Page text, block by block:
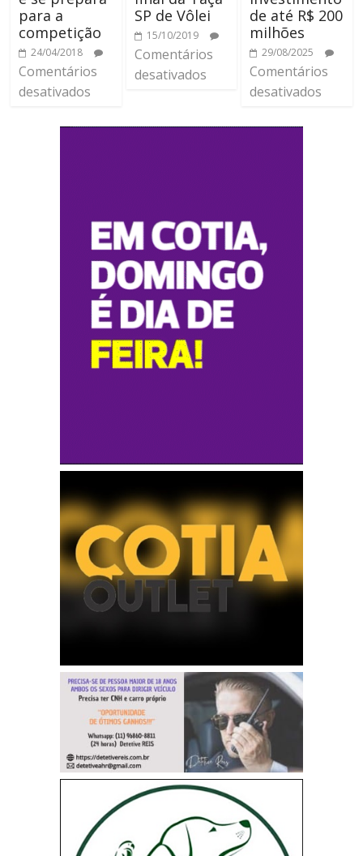
para a
competição
24/04/2018
Comentários
desativados
SP de Vôlei
15/10/2019
Comentários
desativados
de até R$ 200
milhões
29/08/2025
Comentários
desativados